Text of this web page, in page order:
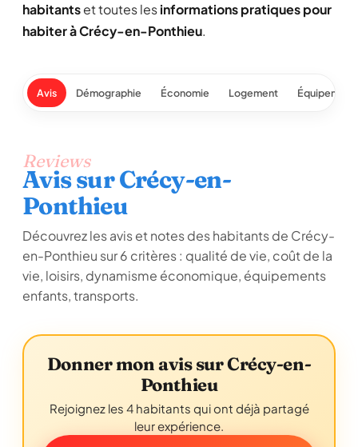
habitantset toutes lesinformations pratiques pour
habiter à Crécy-en-Ponthieu.
Avis Démographie Économie Logement
Reviews
Avis sur Crécy-en-
Ponthieu
Découvrez les avis et notes des habitants de Crécy-
en-Ponthieu sur 6 critères : qualité de vie, coût de la
vie, loisirs, dynamisme économique, équipements
enfants, transports.
Donner mon avis sur Crécy-en-
Ponthieu
Rejoignez les 4 habitants qui ont déjà partagé
leur expérience.